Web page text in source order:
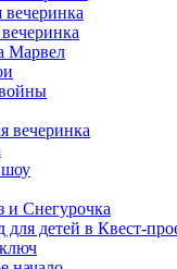
Марвел
вечеринка
и Снегурочка
детей в Квест-